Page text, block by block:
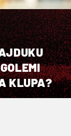
KLUPA?